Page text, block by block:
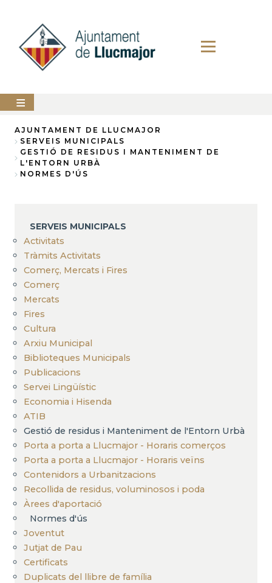
contingut
AJUNTAMENT
LLUCMAJOR
SERVEIS
DEL
CONTRACTANT
ANUNCIS
Fil
d'Ariadna
AJUNTAMENT DE LLUCMAJOR
SERVEIS MUNICIPALS
GESTIÓ DE RESIDUS I MANTENIMENT DE
L'ENTORN URBÀ
NORMES D'ÚS
SERVEIS MUNICIPALS
Activitats
Tràmits Activitats
Comerç, Mercats i Fires
Comerç
Mercats
Fires
Cultura
Arxiu Municipal
Biblioteques Municipals
Publicacions
Servei Lingüístic
Economia i Hisenda
ATIB
Gestió de residus i Manteniment de l'Entorn Urbà
Porta a porta a Llucmajor - Horaris comerços
Porta a porta a Llucmajor - Horaris veïns
Contenidors a Urbanitzacions
Recollida de residus, voluminosos i poda
Àrees d'aportació
Normes d'ús
Joventut
Jutjat de Pau
Certificats
Duplicats del llibre de família